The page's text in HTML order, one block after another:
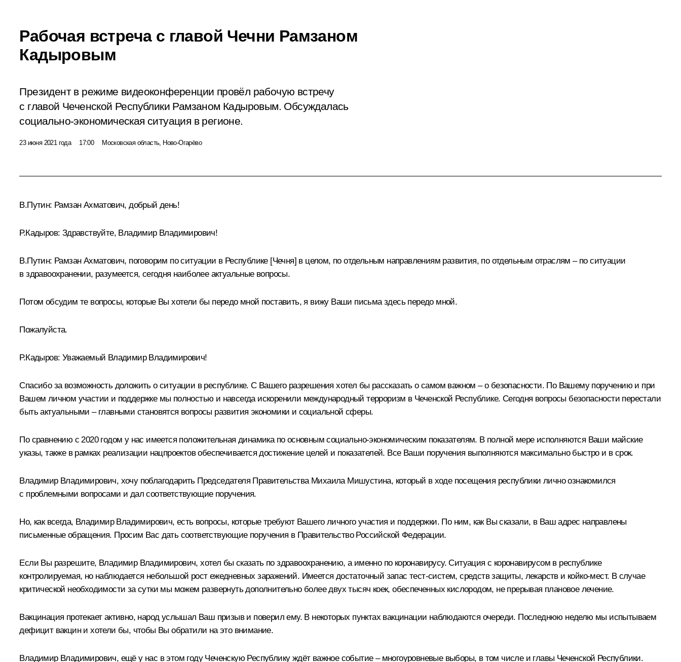
Рабочая встреча с главой Чечни Рамзаном
Кадыровым
Президент в режиме видеоконференции провёл рабочую встречу
с главой Чеченской Республики Рамзаном Кадыровым. Обсуждалась
социально-экономическая ситуация в регионе.
23 июня 2021 года 17:00 Московская область, Ново-Огарёво
В.Путин: Рамзан Ахматович, добрый день!
Р.Кадыров: Здравствуйте, Владимир Владимирович!
В.Путин: Рамзан Ахматович, поговорим по ситуации в Республике [Чечня] в целом, по отдельным направлениям развития, по отдельным отраслям – по ситуации
в здравоохранении, разумеется, сегодня наиболее актуальные вопросы.
Потом обсудим те вопросы, которые Вы хотели бы передо мной поставить, я вижу Ваши письма здесь передо мной.
Пожалуйста.
Р.Кадыров: Уважаемый Владимир Владимирович!
Спасибо за возможность доложить о ситуации в республике. С Вашего разрешения хотел бы рассказать о самом важном – о безопасности. По Вашему поручению и при
Вашем личном участии и поддержке мы полностью и навсегда искоренили международный терроризм в Чеченской Республике. Сегодня вопросы безопасности перестали
быть актуальными – главными становятся вопросы развития экономики и социальной сферы.
По сравнению с 2020 годом у нас имеется положительная динамика по основным социально-экономическим показателям. В полной мере исполняются Ваши майские
указы, также в рамках реализации нацпроектов обеспечивается достижение целей и показателей. Все Ваши поручения выполняются максимально быстро и в срок.
Владимир Владимирович, хочу поблагодарить Председателя Правительства Михаила Мишустина, который в ходе посещения республики лично ознакомился
с проблемными вопросами и дал соответствующие поручения.
Но, как всегда, Владимир Владимирович, есть вопросы, которые требуют Вашего личного участия и поддержки. По ним, как Вы сказали, в Ваш адрес направлены
письменные обращения. Просим Вас дать соответствующие поручения в Правительство Российской Федерации.
Если Вы разрешите, Владимир Владимирович, хотел бы сказать по здравоохранению, а именно по коронавирусу. Ситуация с коронавирусом в республике
контролируемая, но наблюдается небольшой рост ежедневных заражений. Имеется достаточный запас тест-систем, средств защиты, лекарств и койко-мест. В случае
критической необходимости за сутки мы можем развернуть дополнительно более двух тысяч коек, обеспеченных кислородом, не прерывая плановое лечение.
Вакцинация протекает активно, народ услышал Ваш призыв и поверил ему. В некоторых пунктах вакцинации наблюдаются очереди. Последнюю неделю мы испытываем
дефицит вакцин и хотели бы, чтобы Вы обратили на это внимание.
Владимир Владимирович, ещё у нас в этом году Чеченскую Республику ждёт важное событие – многоуровневые выборы, в том числе и главы Чеченской Республики.